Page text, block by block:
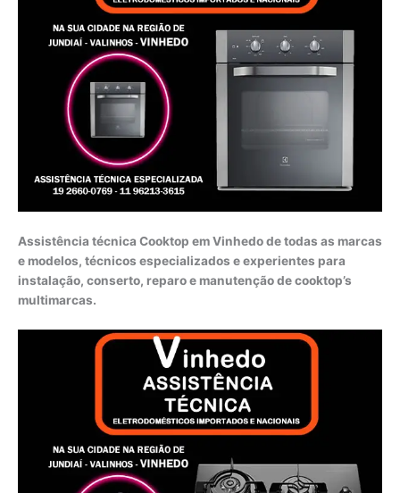
Assistência técnica Cooktop em Vinhedo de todas as marcas
e modelos, técnicos especializados e experientes para
instalação, conserto, reparo e manutenção de cooktop’s
multimarcas.